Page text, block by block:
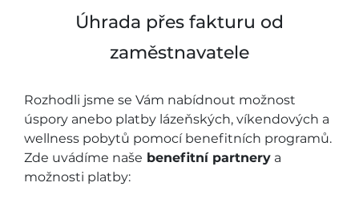
Úhrada přes fakturu od
zaměstnavatele
Rozhodli jsme se Vám nabídnout možnost
úspory anebo platby lázeňských, víkendových a
wellness pobytů pomocí benefitních programů.
Zde uvádíme naše benefitní partnery a
možnosti platby: